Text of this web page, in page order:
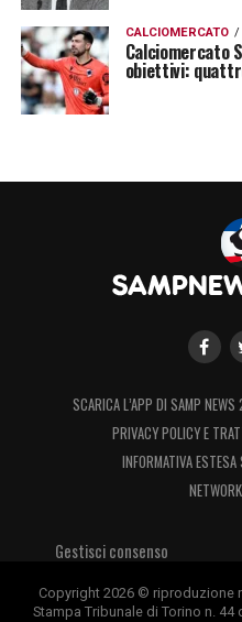
potrebbe trovare la
condizioni.
Il mercato
valutazioni su diversi
affascinante. La
Sampdoriaci prova:
LA PLAYLIST DELLE
CALCIOMERCATO
Calciomercato
obiettivi:
SCARICA L’APP DI SAMP
PRIVACY POLICY E
INFORMATIVA
Gestisci consenso
Copyright 2026 © riproduzione
Stampa Tribunale di Torino n.